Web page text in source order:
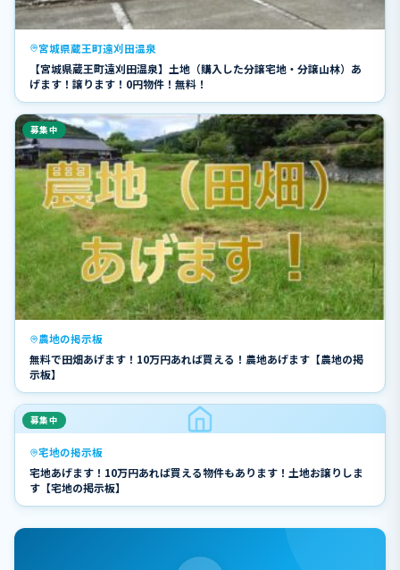
宮城県蔵王町遠刈田温泉
【宮城県蔵王町遠刈田温泉】土地（購入した分譲宅地・分譲山林）あ
げます！譲ります！0円物件！無料！
募集中
農地の掲示板
無料で田畑あげます！10万円あれば買える！農地あげます【農地の掲
示板】
募集中
宅地の掲示板
宅地あげます！10万円あれば買える物件もあります！土地お譲りしま
す【宅地の掲示板】